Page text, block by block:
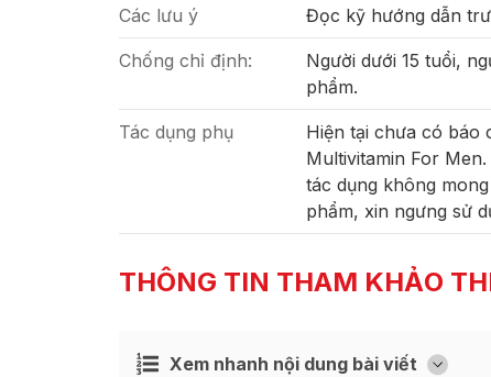
Các lưu ý Đọc kỹ hướng dẫn
Chống chỉ định:
Người dưới 15 tuổi,
phẩm.
Tác dụng phụ
Hiện tại chưa có báo
Multivitamin For
tác dụng không
phẩm, xin ngưng sử
THÔNG TIN THAM KHẢO
Xem nhanh nội dung bài viết [
Ẩn